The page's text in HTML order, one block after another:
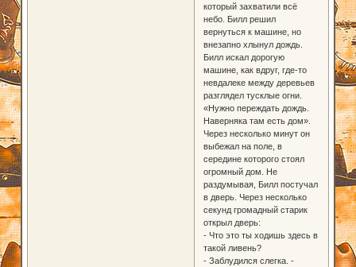
который захватили всё
небо. Билл решил
вернуться к машине, но
внезапно хлынул дождь.
Билл искал дорогую
машине, как вдруг, где-то
невдалеке между деревьев
разглядел тусклые огни.
«Нужно переждать дождь.
Наверняка там есть дом».
Через несколько минут он
выбежал на поле, в
середине которого стоял
огромный дом. Не
раздумывая, Билл постучал
в дверь. Через несколько
секунд громадный старик
открыл дверь:
- Что это ты ходишь здесь в
такой ливень?
- Заблудился слегка. -